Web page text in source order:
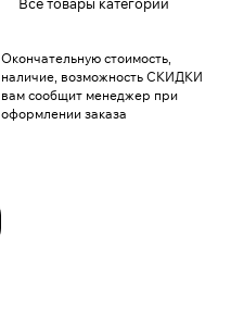
Окончательную стоимость,
наличие, возможность СКИДКИ
вам сообщит менеджер при
оформлении заказа